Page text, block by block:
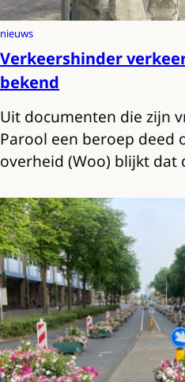
nieuws
Verkeershinder
bekend
Uit documenten die zijn
Parool een beroep deed
overheid (Woo) blijkt dat